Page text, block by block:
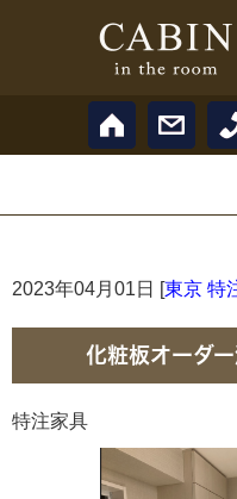
2023年04月01日 [東京 特
化粧板オーダ
特注家具